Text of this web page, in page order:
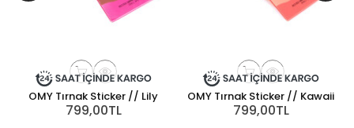
OMY Tırnak Sticker // Lily
799,00TL
OMY Tırnak Sticker // Kawaii
799,00TL